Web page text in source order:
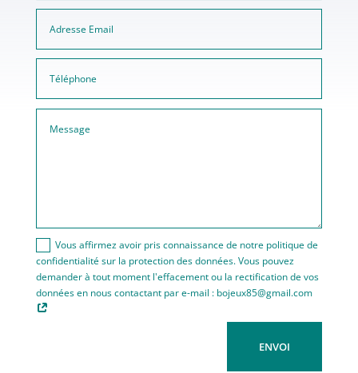
Vous affirmez avoir pris connaissance de notre politique de
confidentialité sur la protection des données. Vous pouvez
demander à tout moment l'effacement ou la rectification de vos
données en nous contactant par e-mail : bojeux85@gmail.com
ENVOI